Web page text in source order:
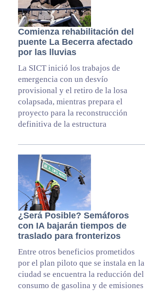
Comienza rehabilitación del
puente La Becerra afectado
por las lluvias
La SICT inició los trabajos de
emergencia con un desvío
provisional y el retiro de la losa
colapsada, mientras prepara el
proyecto para la reconstrucción
definitiva de la estructura
¿Será Posible? Semáforos
con IA bajarán tiempos de
traslado para fronterizos
Entre otros beneficios prometidos
por el plan piloto que se instala en la
ciudad se encuentra la reducción del
consumo de gasolina y de emisiones